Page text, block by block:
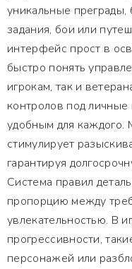
уникальные преграды,
задания, бои или
интерфейс прост в
быстро понять
игрокам, так и
контролов под
удобным для каждого.
стимулирует
гарантируя
Система правил
пропорцию между
увлекательностью. В
прогрессивности,
персонажей или